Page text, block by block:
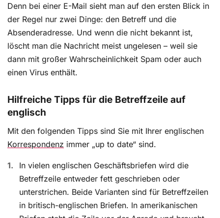
Denn bei einer E-Mail sieht man auf den ersten Blick in
der Regel nur zwei Dinge: den Betreff und die
Absenderadresse. Und wenn die nicht bekannt ist,
löscht man die Nachricht meist ungelesen – weil sie
dann mit großer Wahrscheinlichkeit Spam oder auch
einen Virus enthält.
Hilfreiche Tipps für die Betreffzeile auf
englisch
Mit den folgenden Tipps sind Sie mit Ihrer englischen
Korrespondenz immer „up to date“ sind.
In vielen englischen Geschäftsbriefen wird die
Betreffzeile entweder fett geschrieben oder
unterstrichen. Beide Varianten sind für Betreffzeilen
in britisch-englischen Briefen. In amerikanischen